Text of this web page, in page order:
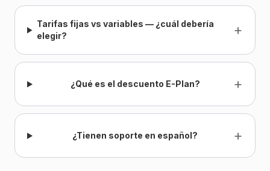
Tarifas fijas vs variables — ¿cuál debería
elegir?
+
¿Qué es el descuento E-Plan? +
¿Tienen soporte en español? +